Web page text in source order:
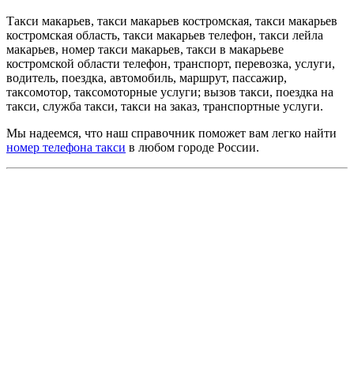
Такси макарьев, такси макарьев костромская, такси макарьев
костромская область, такси макарьев телефон, такси лейла
макарьев, номер такси макарьев, такси в макарьеве
костромской области телефон, транспорт, перевозка, услуги,
водитель, поездка, автомобиль, маршрут, пассажир,
таксомотор, таксомоторные услуги; вызов такси, поездка на
такси, служба такси, такси на заказ, транспортные услуги.
Мы надеемся, что наш справочник поможет вам легко найти
номер телефона такси в любом городе России.